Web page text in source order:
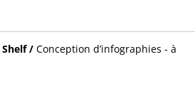
/ Conception d’infographies - à